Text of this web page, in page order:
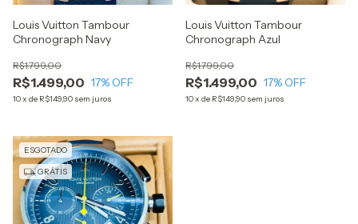
Louis Vuitton Tambour
Chronograph Navy
R$1.499,00
R$1.799,00
17% OFF
10x de R$149,90 sem juros
Louis Vuitton Tambour
Chronograph Azul
R$1.499,00
R$1.799,00
17% OFF
10x de R$149,90 sem juros
ESGOTADO
GRÁTIS